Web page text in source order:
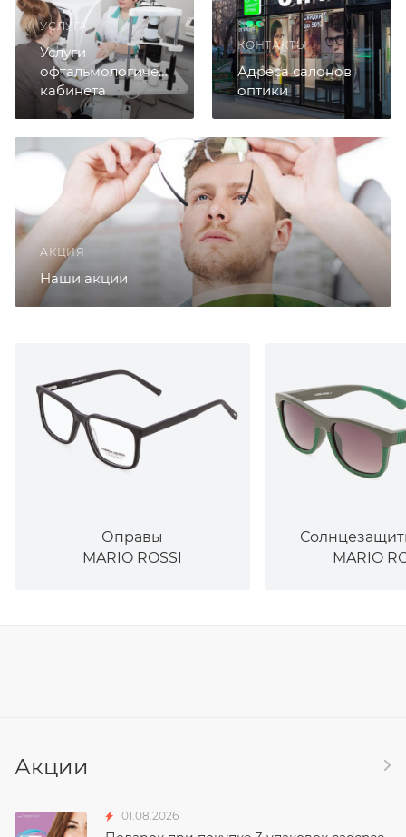
УСЛУГА
Услуги
офтальмологического
кабинета
КОНТАКТЫ
Адреса салонов
оптики
АКЦИЯ
Наши акции
Оправы
MARIO ROSSI
MARIO
Акции
01.08.2026